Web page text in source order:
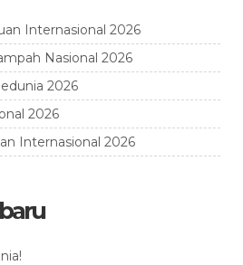
Internasional 2026
Nasional 2026
2026
2026
Internasional 2026